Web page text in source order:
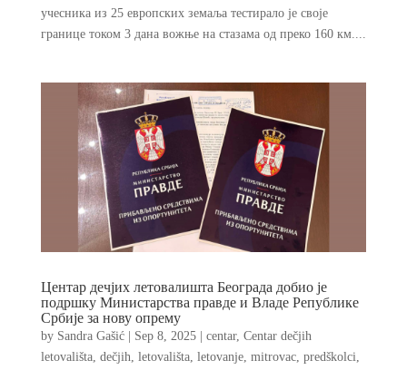
учесника из 25 европских земаља тестирало је своје
границе током 3 дана вожње на стазама од преко 160 км....
Центар дечјих летовалишта Београда добио је
подршку Министарства правде и Владе Републике
Србије за нову опрему
by Sandra Gašić| Sep 8, 2025| centar, Centar dečjih
letovališta, dečjih, letovališta, letovanje, mitrovac, predškolci,